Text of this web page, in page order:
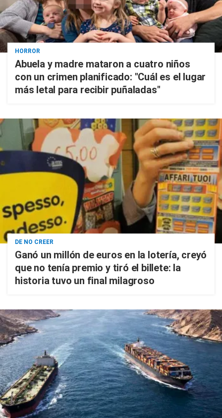
HORROR
Abuela y madre mataron a cuatro niños
con un crimen planificado: "Cuál es el lugar
más letal para recibir puñaladas"
DE NO CREER
Ganó un millón de euros en la lotería, creyó
que no tenía premio y tiró el billete: la
historia tuvo un final milagroso